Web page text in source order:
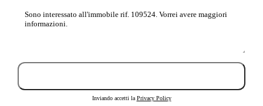
Messaggio
Inviando accetti la Privacy Policy